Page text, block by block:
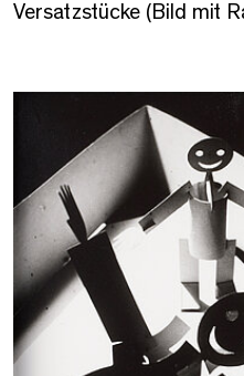
Versatzstücke (Bild mit